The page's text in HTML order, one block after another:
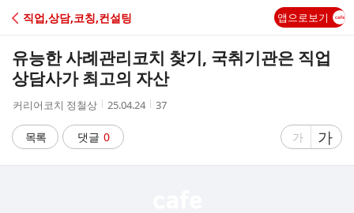
C
직업,상담,코칭,컨설팅 앱으로보기
유능한 사례관리코치 찾기, 국취기관은 직업
상담사가 최고의 자산
작
자
커리어코치 정철상
작
시
간
25.04.24
조
37
목록 댓글 0
글
가
글
자
가